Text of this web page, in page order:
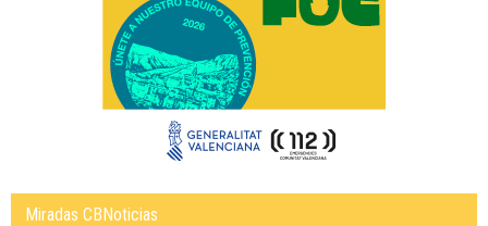
Miradas CBNoticias